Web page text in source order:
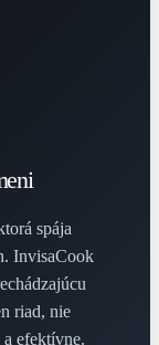
spája
InvisaCook
riad, nie
efektívne.